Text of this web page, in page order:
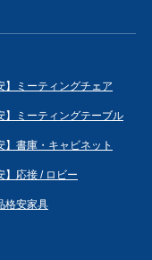
】ミーティングチェア
】ミーティングテーブル
】書庫・キャビネット
】応接 / ロビー
格安家具